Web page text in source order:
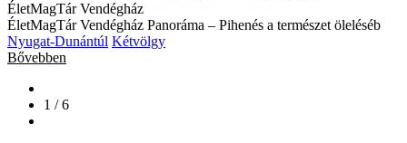
ÉletMagTár Vendégház
ÉletMagTár Vendégház Panoráma – Pihenés a természet öleléséb
Nyugat-Dunántúl Kétvölgy
Bővebben
1 / 6